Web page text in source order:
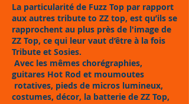
La particularité de Fuzz Top par rapport
aux autres tribute to ZZ top, est qu’ils se
rapprochent au plus près de l'image de
ZZ Top, ce qui leur vaut d’être à la fois
Tribute et Sosies.
Avec les mêmes chorégraphies,
guitares Hot Rod et moumoutes
rotatives, pieds de micros lumineux,
costumes, décor, la batterie de ZZ Top,